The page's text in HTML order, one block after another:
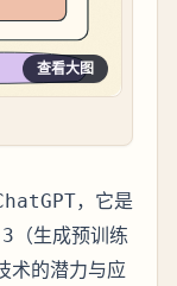
查看大图
，它是
（生成预训练
术的潜力与应